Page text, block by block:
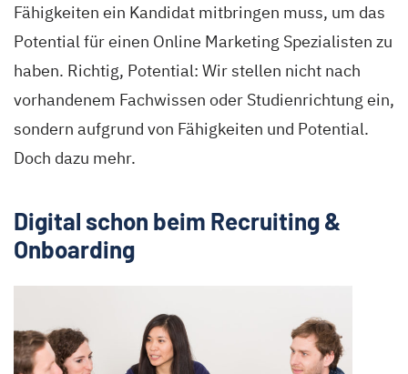
Fähigkeiten ein Kandidat mitbringen muss, um das
Potential für einen Online Marketing Spezialisten zu
haben. Richtig, Potential: Wir stellen nicht nach
vorhandenem Fachwissen oder Studienrichtung ein,
sondern aufgrund von Fähigkeiten und Potential.
Doch dazu mehr.
Digital schon beim Recruiting &
Onboarding